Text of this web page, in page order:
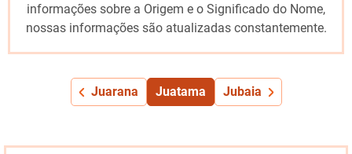
informações sobre a Origem e o Significado do Nome,
nossas informações são atualizadas constantemente.
Juarana Juatama Jubaia